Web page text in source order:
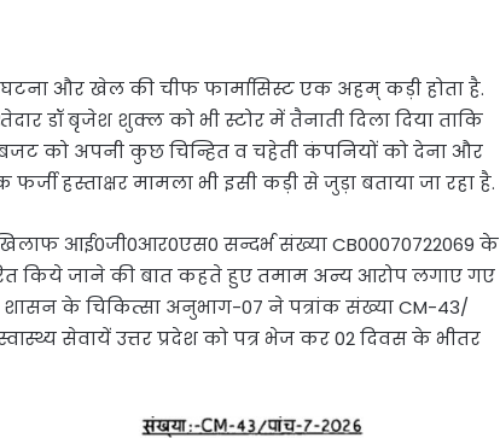
घटना और खेल की चीफ फार्मासिस्ट एक अहम् कड़ी होता है.
डॉ बृजेश शुक्ल को भी स्टोर में तैनाती दिला दिया ताकि
को अपनी कुछ चिन्हित व चहेती कंपनियों को देना और
हस्ताक्षर मामला भी इसी कड़ी से जुड़ा बताया जा रहा है.
आई0जी0आर0एस0 सन्दर्भ संख्या CB00070722069 के
किये जाने की बात कहते हुए तमाम अन्य आरोप लगाए गए
के चिकित्सा अनुभाग-07 ने पत्रांक संख्या CM-43/
सेवायें उत्तर प्रदेश को पत्र भेज कर 02 दिवस के भीतर